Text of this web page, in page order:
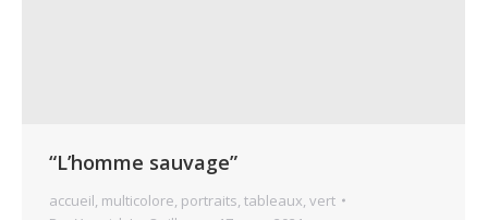
“L’homme sauvage”
accueil multicolore portraits tableaux vert